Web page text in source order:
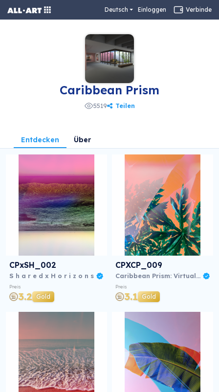
Deutsch Einloggen Verbinde
Caribbean Prism
5519 Teilen
Entdecken Über
CPxSH_002
S h a r e d x H o r i z o n s
Preis
3.2 Gold
CPXCP_009
Caribbean Prism: Virtual NFT Exhibition
Preis
3.1 Gold